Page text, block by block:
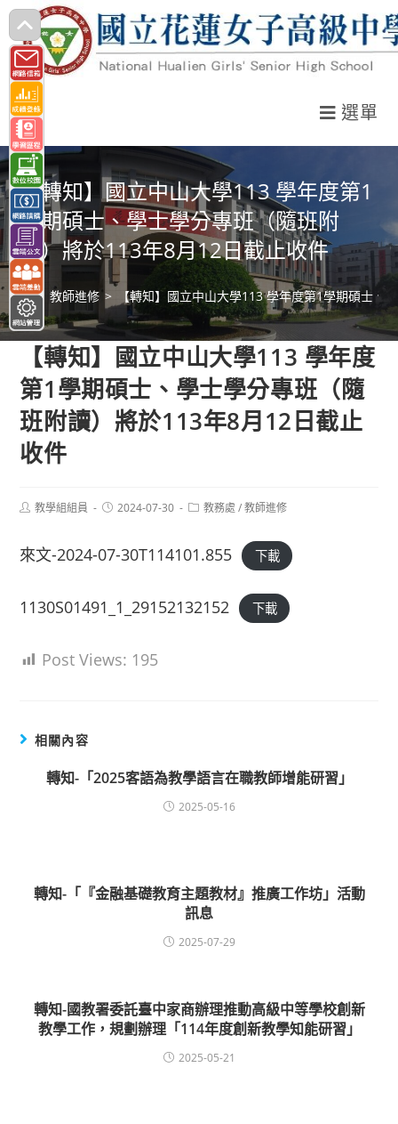
跳
轉
至
主
要
內
容
選單
【轉知】國立中山大學113 學年度第1
學期碩士、學士學分專班（隨班附
讀）將於113年8月12日截止收件
> 教師進修 > 【轉知】國立中山大學113 學年度第1學期碩士
【轉知】國立中山大學113 學年度
第1學期碩士、學士學分專班（隨
班附讀）將於113年8月12日截止
收件
Post教學組組員
Post2024-07-30
Post教務處 / 教師進修
來文-2024-07-30T114101.855 下載
1130S01491_1_29152132152 下載
Post Views: 195
相關內容
轉知-「2025客語為教學語言在職教師增能研習」
2025-05-16
轉知-「『金融基礎教育主題教材』推廣工作坊」活動
訊息
2025-07-29
轉知-國教署委託臺中家商辦理推動高級中等學校創新
教學工作，規劃辦理「114年度創新教學知能研習」
2025-05-21